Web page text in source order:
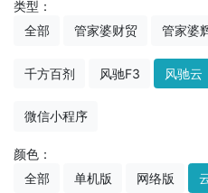
类型：
全部
管家婆财贸 管家婆
千方百剂 风驰F3 风驰云
微信小程序
颜色：
全部
单机版 网络版